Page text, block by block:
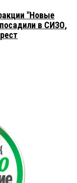
"Новые
в СИЗО,